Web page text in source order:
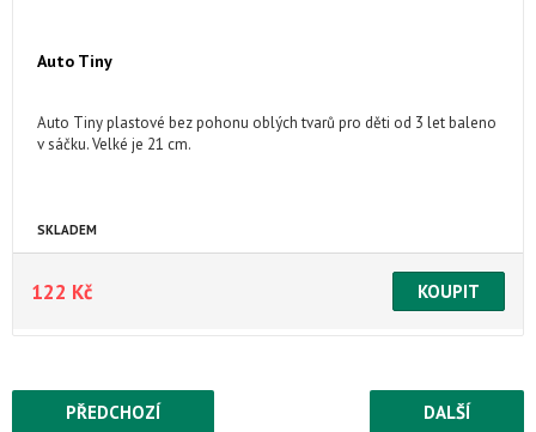
Auto Tiny
Auto Tiny plastové bez pohonu oblých tvarů pro děti od 3 let baleno
v sáčku. Velké je 21 cm.
SKLADEM
122 Kč
PŘEDCHOZÍ DALŠÍ